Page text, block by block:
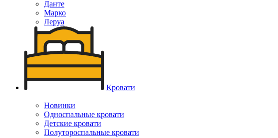
Данте
Марко
Леруа
Кровати
Новинки
Односпальные кровати
Детские кровати
Полутороспальные кровати